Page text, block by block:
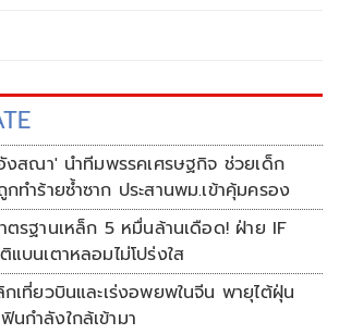
งสณา' นำทีมพรรคเศรษฐกิจ ช่วยเด็ก
ทำร้ายซ้ำซาก ประสานพม.เข้าคุ้มครอง
ตรฐานเหล็ก 5 หมื่นล้านเดือด! ฝ่าย IF
แบนเตาหลอมไม่โปร่งใส
กเที่ยวบินและเร่งอพยพในจีน พายุไต้ฝุ่น
นกำลังใกล้เข้ามา